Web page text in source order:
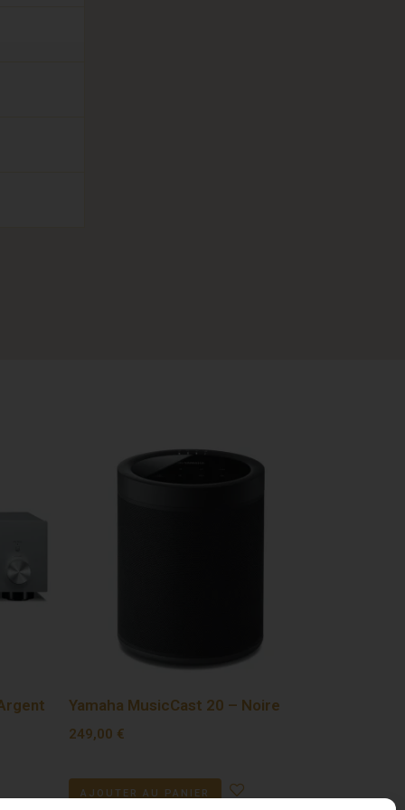
Yamaha MusicCast 20 – Noire
249,00 €
AJOUTER AU PANIER